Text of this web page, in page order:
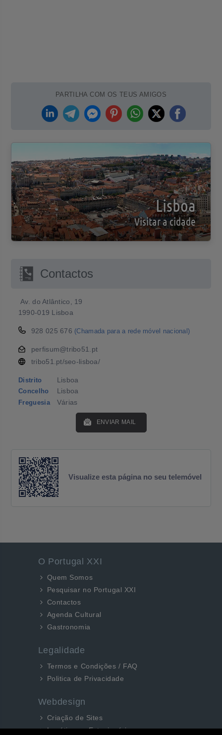
PARTILHA COM OS TEUS AMIGOS
Lisboa
Visitar a cidade
Contactos
Av. do Atlântico, 19
1990-019 Lisboa
928 025 676 (Chamada para a rede móvel nacional)
perfisum@tribo51.pt
tribo51.pt/seo-lisboa/
Distrito Lisboa
Concelho Lisboa
Freguesia Várias
ENVIAR MAIL
Visualize esta página no seu telemóvel
O Portugal XXI
Quem Somos
Pesquisar no Portugal XXI
Contactos
Agenda Cultural
Gastronomia
Legalidade
Termos e Condições / FAQ
Politica de Privacidade
Webdesign
Criação de Sites
Logótipos e Estacionários